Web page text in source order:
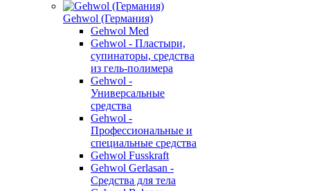
Gehwol (Германия)
Gehwol Med
Gehwol - Пластыри,
супинаторы, средства
из гель-полимера
Gehwol -
Универсальные
средства
Gehwol -
Профессиональные и
специальные средства
Gehwol Fusskraft
Gehwol Gerlasan -
Средства для тела